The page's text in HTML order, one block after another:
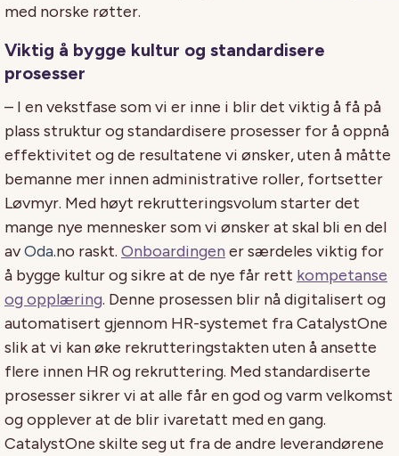
med norske røtter.
Viktig å bygge kultur og standardisere
prosesser
– I en vekstfase som vi er inne i blir det viktig å få på
plass struktur og standardisere prosesser for å oppnå
effektivitet og de resultatene vi ønsker, uten å måtte
bemanne mer innen administrative roller, fortsetter
Løvmyr. Med høyt rekrutteringsvolum starter det
mange nye mennesker som vi ønsker at skal bli en del
avOda.no raskt. Onboardingen er særdeles viktig for
å bygge kultur og sikre at de nye får rett kompetanse
og opplæring. Denne prosessen blir nå digitalisert og
automatisert gjennom HR-systemet fra CatalystOne
slik at vi kan øke rekrutteringstakten uten å ansette
flere innen HR og rekruttering. Med standardiserte
prosesser sikrer vi at alle får en god og varm velkomst
og opplever at de blir ivaretatt med en gang.
CatalystOne skilte seg ut fra de andre leverandørene